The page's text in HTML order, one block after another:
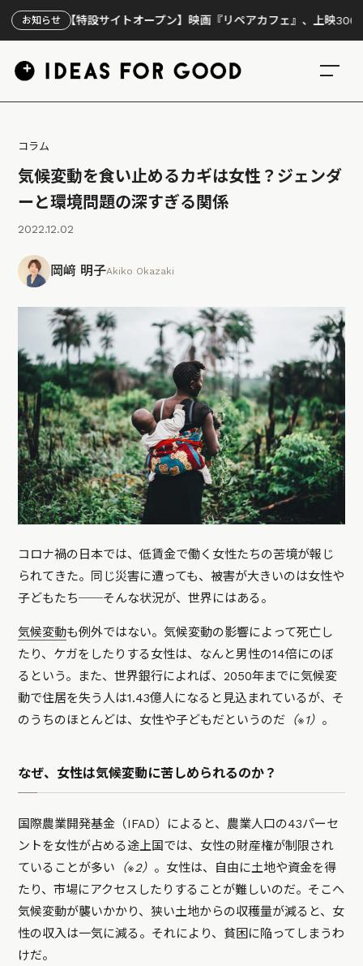
お知らせ
【特設サイトオープン】映画『リペアカフェ』、上映300回の先で
コラム
気候変動を食い止めるカギは女性？ジェンダ
ーと環境問題の深すぎる関係
2022.12.02
岡﨑 明子Akiko Okazaki
コロナ禍の日本では、低賃金で働く女性たちの苦境が報じ
られてきた。同じ災害に遭っても、被害が大きいのは女性や
子どもたち──そんな状況が、世界にはある。
気候変動も例外ではない。気候変動の影響によって死亡し
たり、ケガをしたりする女性は、なんと男性の14倍にのぼ
るという。また、世界銀行によれば、2050年までに気候変
動で住居を失う人は1.43億人になると見込まれているが、そ
のうちのほとんどは、女性や子どもだというのだ （※1） 。
なぜ、女性は気候変動に苦しめられるのか？
国際農業開発基金（IFAD）によると、農業人口の43パーセ
ントを女性が占める途上国では、女性の財産権が制限され
ていることが多い （※2） 。女性は、自由に土地や資金を得
たり、市場にアクセスしたりすることが難しいのだ。そこへ
気候変動が襲いかかり、狭い土地からの収穫量が減ると、女
性の収入は一気に減る。それにより、貧困に陥ってしまうわ
けだ。